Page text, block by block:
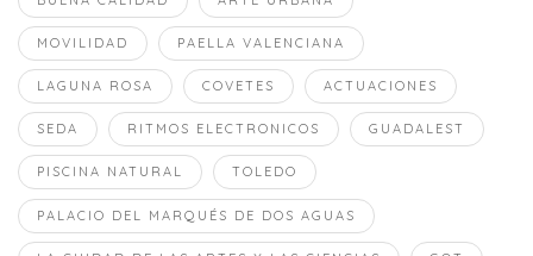
MOVILIDAD PAELLA VALENCIANA
LAGUNA ROSA COVETES ACTUACIONES
SEDA RITMOS ELECTRONICOS GUADALEST
PISCINA NATURAL TOLEDO
PALACIO DEL MARQUÉS DE DOS AGUAS